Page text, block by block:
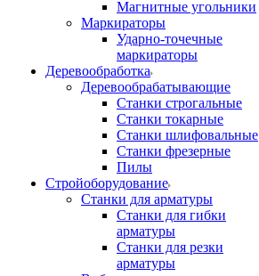
Магнитные угольники
Маркираторы
Ударно-точечные
маркираторы
Деревообработка
Деревообрабатывающие
Станки строгальные
Станки токарные
Станки шлифовальные
Станки фрезерные
Пилы
Стройоборудование
Станки для арматуры
Станки для гибки
арматуры
Станки для резки
арматуры